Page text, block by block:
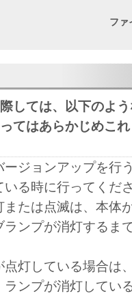
ファ
しては、以下のよ
てはあらかじめこ
ージョンアップを行
いる時に行ってくだ
または点滅は、本体
ンプが消灯するま
点灯している場合は
ンプが消灯してい